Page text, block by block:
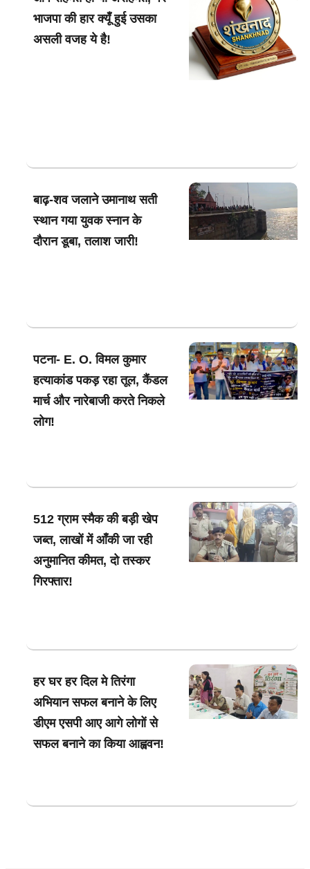
भाजपा की हार क्यूँ हुई उसका
असली वजह ये है!
बाढ़-शव जलाने उमानाथ सती
स्थान गया युवक स्नान के
दौरान डूबा, तलाश जारी!
पटना- E. O. विमल कुमार
हत्याकांड पकड़ रहा तूल, कैंडल
मार्च और नारेबाजी करते निकले
लोग!
512 ग्राम स्मैक की बड़ी खेप
जब्त, लाखों में आँकी जा रही
अनुमानित कीमत, दो तस्कर
गिरफ्तार!
हर घर हर दिल मे तिरंगा
अभियान सफल बनाने के लिए
डीएम एसपी आए आगे लोगों से
सफल बनाने का किया आह्ववन!